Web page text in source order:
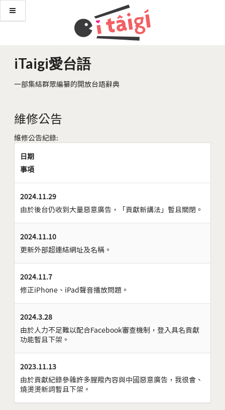
iTaigi愛台語
一部集結群眾編纂的開放台語辭典
維修公告
維修公告紀錄:
日期
事項
2024.11.29
由於後台仍收到大量惡意廣告，「貢獻新講法」暫且關閉。
2024.11.10
更新外部超連結網址及名稱。
2024.11.7
修正iPhone、iPad聲音播放問題。
2024.3.28
由於人力不足難以配合Facebook審查機制，登入具名貢獻
功能暫且下架。
2023.11.13
由於貢獻紀錄參雜許多腥羶內容與中國惡意廣告，我很會、
燒燙燙新詞暫且下架。